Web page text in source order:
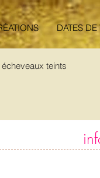
DATES DE
teints